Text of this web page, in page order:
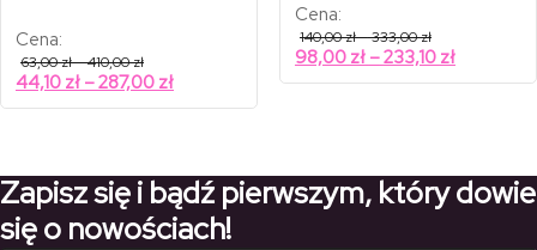
Cena:
63,00zł–410,00złZakres
cen:
od
63,00 zł
44,10 zł –287,00 złZakres
cen:
287,00 zł
Cena:
140,00zł–333,00złZakres
cen:
od
140,00 zł
98,00 zł –233,10 złZakres
cen:
Zapisz się i bądź pierwszym, który dowie
się o nowościach!